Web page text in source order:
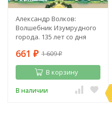
Александр Волков:
Волшебник Изумрудного
города. 135 лет со дня
661 ₽ 1 609₽
В корзину
В наличии